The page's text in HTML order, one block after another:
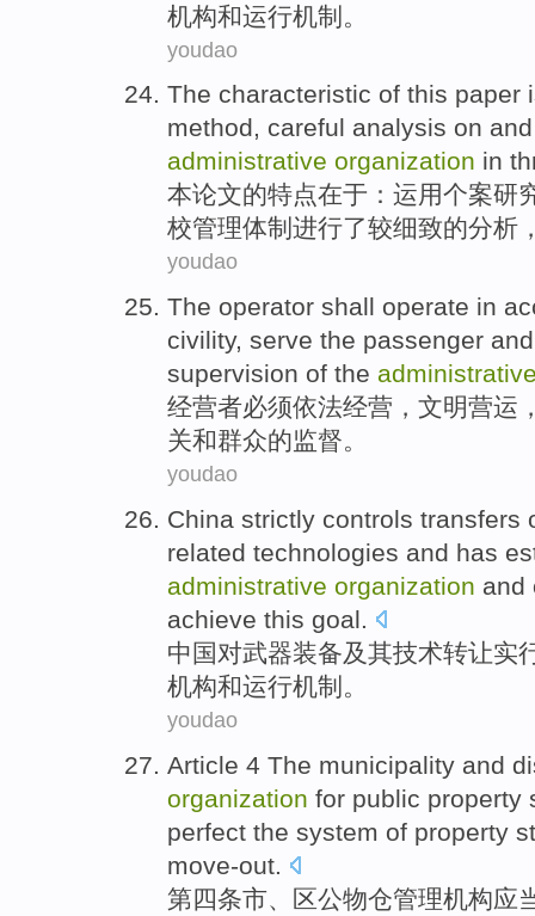
机构和运行机制。
youdao
The characteristic of this paper
method, careful analysis on and
administrative organization in
本论文的特点在于 ： 运用个案研
校管理体制 进行了较细致的分析
youdao
The operator shall operate in
civility, serve the passenger
supervision of the
经营者必须依法经营 ， 文明营运
关和群众的监督。
youdao
China strictly controls transfers
related technologies and has
administrative organization and
achieve this goal.
中国对武器装备及其技术转让实
机构和运行机制。
youdao
Article 4 The municipality and
organization for public property
perfect the system of property
move-out.
第四条市、 区公物仓管理机构应